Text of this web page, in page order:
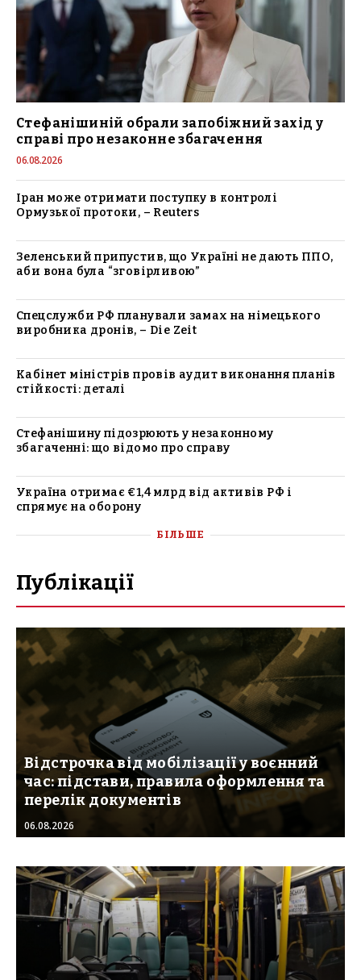
Стефанішиній обрали запобіжний захід у
справі про незаконне збагачення
06.08.2026
Іран може отримати поступку в контролі
Ормузької протоки, – Reuters
Зеленський припустив, що Україні не дають ППО,
аби вона була “зговірливою”
Спецслужби РФ планували замах на німецького
виробника дронів, – Die Zeit
Кабінет міністрів провів аудит виконання планів
стійкості: деталі
Стефанішину підозрюють у незаконному
збагаченні: що відомо про справу
Україна отримає €1,4 млрд від активів РФ і
спрямує на оборону
БІЛЬШЕ
Публікації
Відстрочка від мобілізації у воєнний
час: підстави, правила оформлення та
перелік документів
06.08.2026